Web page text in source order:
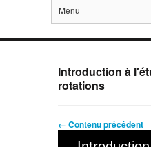
Menu
Introduction à
rotations
← Contenu précédent